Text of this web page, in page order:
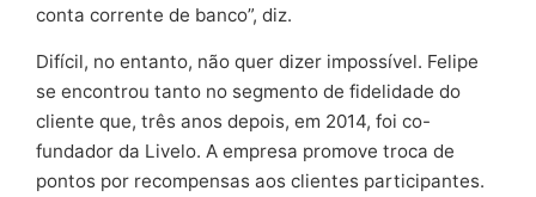
conta corrente de banco”, diz.
Difícil, no entanto, não quer dizer impossível. Felipe
se encontrou tanto no segmento de fidelidade do
cliente que, três anos depois, em 2014, foi co-
fundador da Livelo. A empresa promove troca de
pontos por recompensas aos clientes participantes.